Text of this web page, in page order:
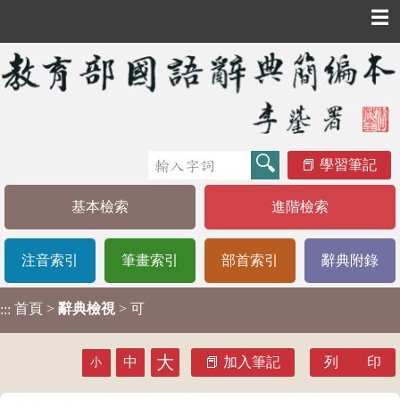
☰
學習筆記
基本檢索 進階檢索
注音索引 筆畫索引 部首索引 辭典附錄
::: 首頁 > 辭典檢視 > 可
小 中 大 加入筆記 列 印